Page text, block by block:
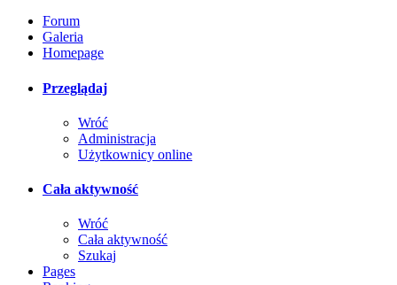
Forum
Galeria
Homepage
Przeglądaj
Wróć
Administracja
Użytkownicy online
Cała aktywność
Wróć
Cała aktywność
Szukaj
Pages